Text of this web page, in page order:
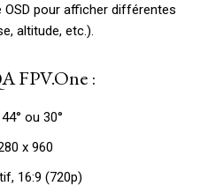
OSD pour afficher différentes
altitude, etc.).
FPV.One :
ou 30°
x 960
16:9 (720p)